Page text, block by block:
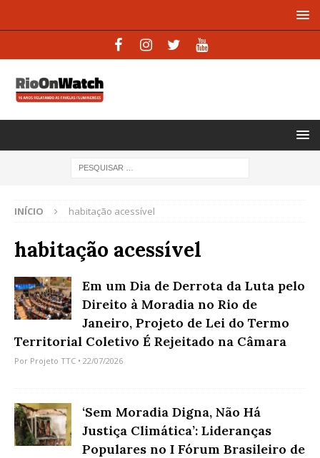
INÍCIO habitação acessível
habitação acessível
Em um Dia de Derrota da Luta pelo
Direito à Moradia no Rio de
Janeiro, Projeto de Lei do Termo
Territorial Coletivo É Rejeitado na Câmara
Por Projeto TTC • 22/07/2026
‘Sem Moradia Digna, Não Há
Justiça Climática’: Lideranças
Populares no I Fórum Brasileiro de